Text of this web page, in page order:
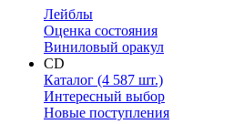
Лейблы
Оценка состояния
Виниловый оракул
CD
Каталог (4 587 шт.)
Интересный выбор
Новые поступления